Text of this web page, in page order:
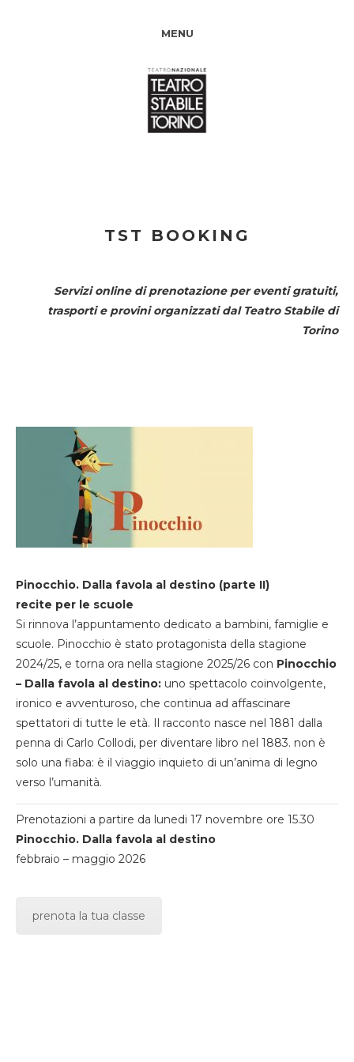
MENU
TST BOOKING
Servizi online di prenotazione per eventi gratuiti,
trasporti e provini organizzati dal Teatro Stabile di
Torino
Pinocchio. Dalla favola al destino (parte II)
recite per le scuole
Si rinnova l’appuntamento dedicato a bambini, famiglie e
scuole. Pinocchio è stato protagonista della stagione
2024/25, e torna ora nella stagione 2025/26 con Pinocchio
– Dalla favola al destino: uno spettacolo coinvolgente,
ironico e avventuroso, che continua ad affascinare
spettatori di tutte le età. Il racconto nasce nel 1881 dalla
penna di Carlo Collodi, per diventare libro nel 1883. non è
solo una fiaba: è il viaggio inquieto di un’anima di legno
verso l’umanità.
Prenotazioni a partire da lunedi 17 novembre ore 15.30
Pinocchio. Dalla favola al destino
febbraio – maggio 2026
prenota la tua classe